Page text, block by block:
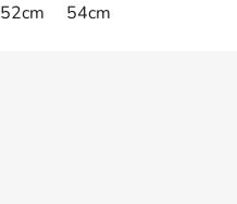
52cm 54cm